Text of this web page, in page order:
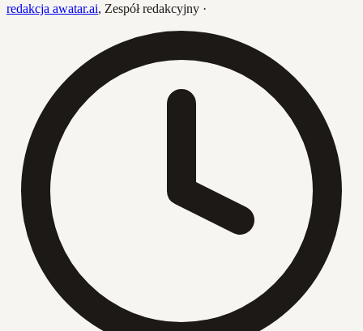
redakcja awatar.ai, Zespół redakcyjny ·